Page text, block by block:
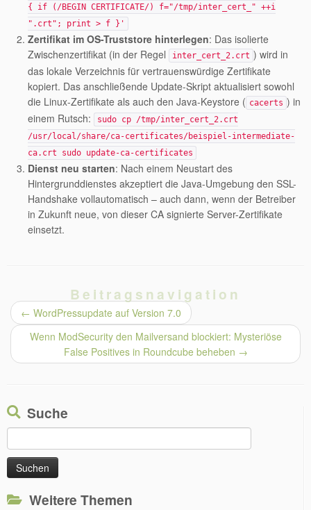
{ if (/BEGIN CERTIFICATE/) f="/tmp/inter_cert_" ++i
".crt"; print > f }'
Zertifikat im OS-Truststore hinterlegen: Das isolierte
Zwischenzertifikat (in der Regel
inter_cert_2.crt ) wird in
das lokale Verzeichnis für vertrauenswürdige Zertifikate
kopiert. Das anschließende Update-Skript aktualisiert sowohl
die Linux-Zertifikate als auch den Java-Keystore ( cacerts ) in
einem Rutsch:
sudo cp /tmp/inter_cert_2.crt
/usr/local/share/ca-certificates/beispiel-intermediate-
ca.crt sudo update-ca-certificates
Dienst neu starten: Nach einem Neustart des
Hintergrunddienstes akzeptiert die Java-Umgebung den SSL-
Handshake vollautomatisch – auch dann, wenn der Betreiber
in Zukunft neue, von dieser CA signierte Server-Zertifikate
einsetzt.
Beitragsnavigation
← WordPressupdate auf Version 7.0
Wenn ModSecurity den Mailversand blockiert: Mysteriöse
False Positives in Roundcube beheben →
Suche
nach:
Weitere Themen